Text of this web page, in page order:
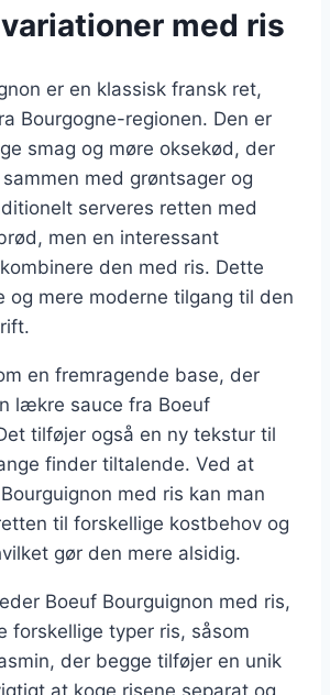
med ris
er en klassisk fransk ret,
Bourgogne-regionen. Den er
smag og møre oksekød, der
med grøntsager og
serveres retten med
men en interessant
den med ris. Dette
og mere moderne tilgang til den
en fremragende base, der
lækre sauce fra Boeuf
tilføjer også en ny tekstur til
finder tiltalende. Ved at
med ris kan man
til forskellige kostbehov og
gør den mere alsidig.
Boeuf Bourguignon med ris,
forskellige typer ris, såsom
der begge tilføjer en unik
at koge risene separat og